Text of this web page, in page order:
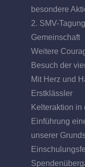
besondere
2. SMV-
Gemeinschaft
Weitere
Besuch der
Mit Herz und
Erstklässler
Kelteraktion in
Einführung
unserer